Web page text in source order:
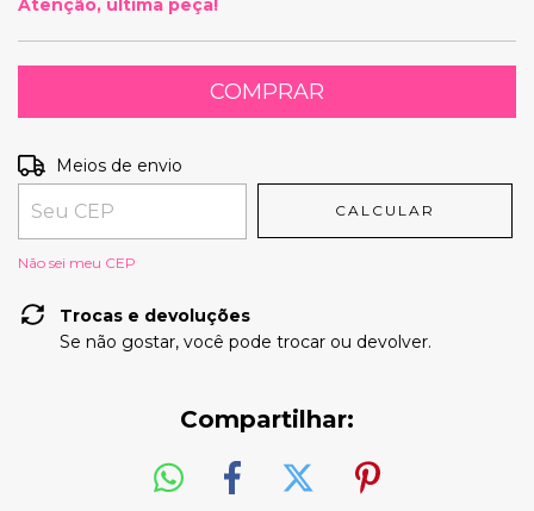
Atenção, última peça!
Entregas para o CEP:
Meios de envio
CALCULAR
Não sei meu CEP
Trocas e devoluções
Se não gostar, você pode trocar ou devolver.
Compartilhar: